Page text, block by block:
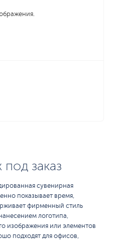
под заказ
сувенирная
показывает время,
фирменный стиль
логотипа,
изображения или элементов
подходят для офисов,